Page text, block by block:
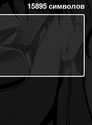
15895символов